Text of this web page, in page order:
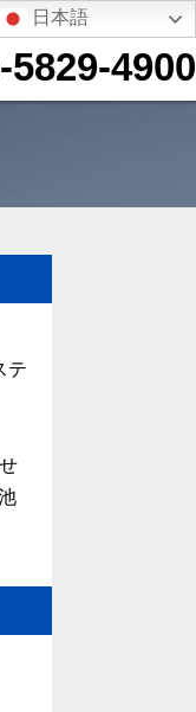
日本語
5829-4900
テ